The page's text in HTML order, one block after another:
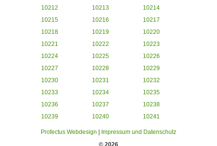
10212
10213
10214
10215
10216
10217
10218
10219
10220
10221
10222
10223
10224
10225
10226
10227
10228
10229
10230
10231
10232
10233
10234
10235
10236
10237
10238
10239
10240 10241
Profectus Webdesign
Impressum und Datenschutz